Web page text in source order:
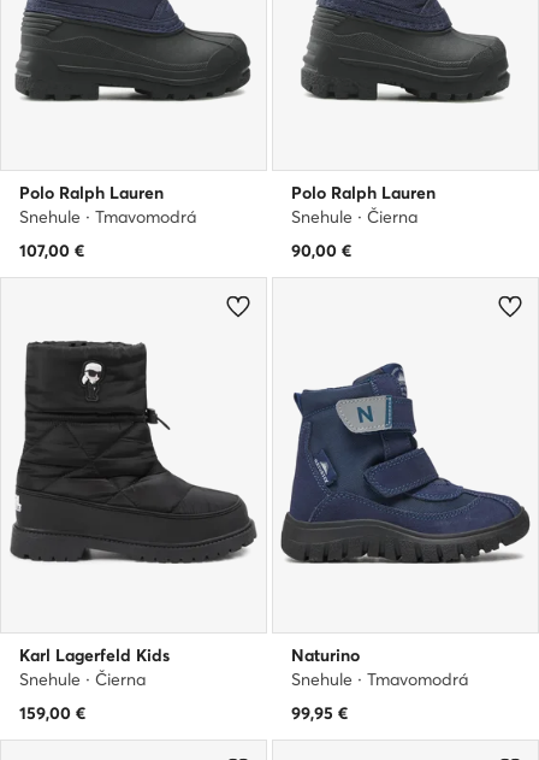
Polo Ralph Lauren
Snehule · Tmavomodrá
107,00 €
Polo Ralph Lauren
Snehule · Čierna
90,00 €
Karl Lagerfeld Kids
Snehule · Čierna
159,00 €
Naturino
Snehule · Tmavomodrá
99,95 €